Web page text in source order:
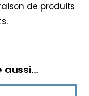
de produits
aussi…